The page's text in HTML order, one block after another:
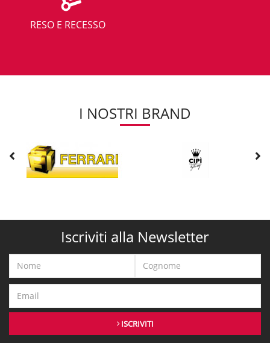
RESO E RECESSO
I NOSTRI BRAND
Iscriviti alla Newsletter
ISCRIVITI